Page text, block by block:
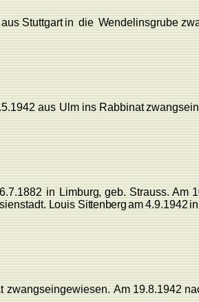
aus Stuttgartin die Wendelinsgrube
aus Ulm ins Rabbinat
in Limburg, geb. Strauss. Am
Louis Sittenbergam4.9.1942in
zwangseingewiesen. Am 19.8.1942